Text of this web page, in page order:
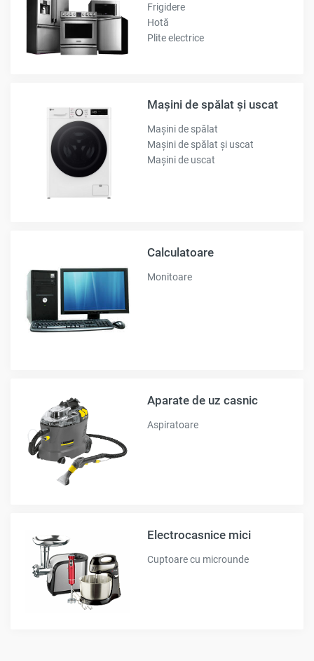
Frigidere
Hotă
Plite electrice
Mașini de spălat și uscat
Mașini de spălat
Mașini de spălat și uscat
Mașini de uscat
Calculatoare
Monitoare
Aparate de uz casnic
Aspiratoare
Electrocasnice mici
Cuptoare cu microunde